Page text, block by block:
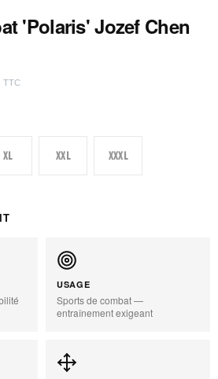
'Polaris' Jozef Chen
TTC
XL XXL XXXL
USAGE
Sports de combat —
entraînement exigeant